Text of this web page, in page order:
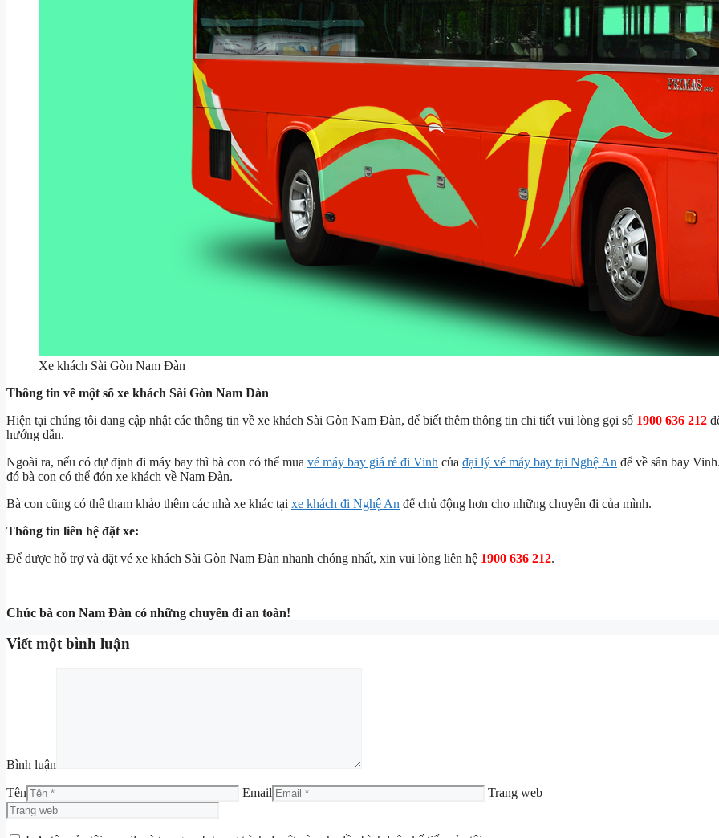
Xe khách Sài Gòn Nam Đàn
Thông tin về một số xe khách Sài Gòn Nam Đàn
Hiện tại chúng tôi đang cập nhật các thông tin về xe khách Sài Gòn Nam Đàn, để biết thêm thông tin chi tiết vui lòng gọi số 1900 636 212
hướng dẫn.
Ngoài ra, nếu có dự định đi máy bay thì bà con có thể mua vé máy bay giá rẻ đi Vinh của đại lý vé máy bay tại Nghệ An để về sân bay
đó bà con có thể đón xe khách về Nam Đàn.
Bà con cũng có thể tham khảo thêm các nhà xe khác tại xe khách đi Nghệ An để chủ động hơn cho những chuyến đi của mình.
Thông tin liên hệ đặt xe:
Để được hỗ trợ và đặt vé xe khách Sài Gòn Nam Đàn nhanh chóng nhất, xin vui lòng liên hệ 1900 636 212.
Chúc bà con Nam Đàn có những chuyến đi an toàn!
Viết một bình luận
Bình luận
Tên Email Trang web